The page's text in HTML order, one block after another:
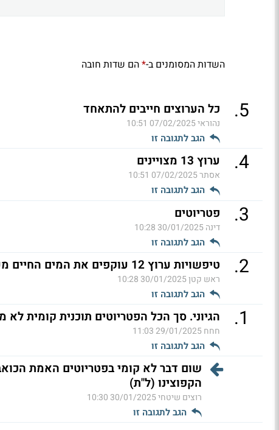
השדות המסומנים ב-*הם שדות חובה
5
. כל הערוצים חייבים להתאחד
נהוראי07/02/2025 10:51
הגב לתגובה זו
4
. ערוץ 13 מצויינים
אסתר07/02/2025 10:51
הגב לתגובה זו
3
. פטריוטים
דינה30/01/2025 10:28
הגב לתגובה זו
2
. טיפשויות ערוץ 12 עוקפים את המים החיים מערוץ 14 (ל"ת)
ראש קטן30/01/2025 10:28
הגב לתגובה זו
1
. הגיוני. סך הכל הפטריוטים תוכנית קומית
חחח29/01/2025 11:03
הגב לתגובה זו
שום דבר לא קומי בפטריוטים האמת
הקפוצינו (ל"ת)
רוצים שיטחי30/01/2025 10:30
הגב לתגובה זו